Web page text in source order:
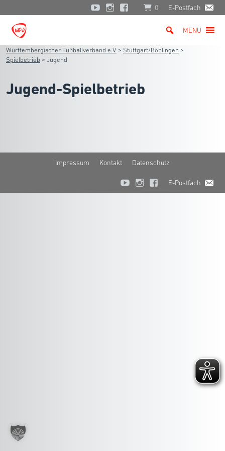
0 E-Postfach
MENU
Württembergischer Fußballverband e.V. > Stuttgart/Böblingen >
Spielbetrieb > Jugend
Jugend-Spielbetrieb
Impressum Kontakt Datenschutz
E-Postfach